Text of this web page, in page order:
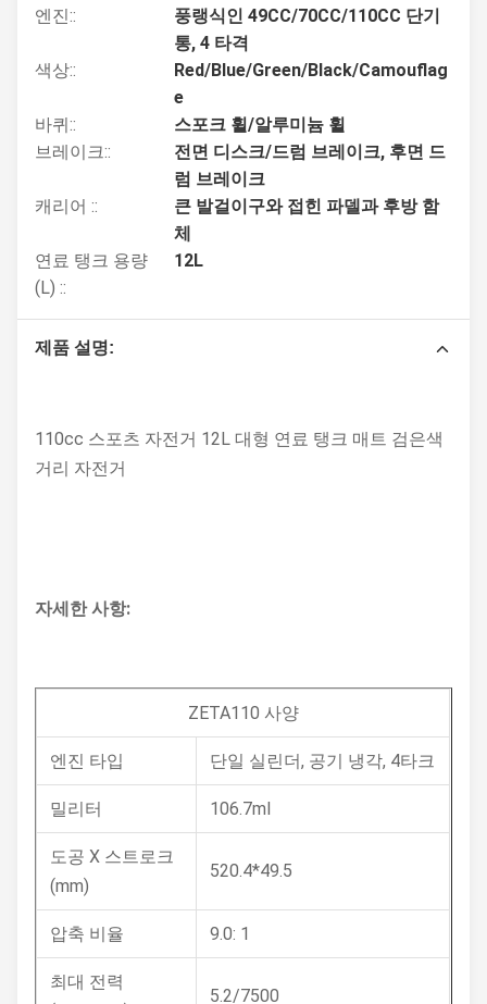
엔진::
풍랭식인 49CC/70CC/110CC 단기
통, 4 타격
색상::
Red/Blue/Green/Black/Camouflag
e
바퀴::
스포크 휠/알루미늄 휠
브레이크::
전면 디스크/드럼 브레이크, 후면 드
럼 브레이크
캐리어 ::
큰 발걸이구와 접힌 파델과 후방 함
체
연료 탱크 용량
(L) ::
12L
제품 설명:
110cc 스포츠 자전거 12L 대형 연료 탱크 매트 검은색
거리 자전거
자세한 사항:
ZETA110 사양
엔진 타입 단일 실린더, 공기 냉각, 4타크
밀리터 106.7ml
도공 X 스트로크
(mm)
520.4*49.5
압축 비율 9.0: 1
최대 전력
5.2/7500